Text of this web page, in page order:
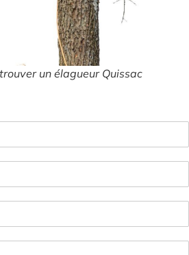
trouver un élagueur Quissac